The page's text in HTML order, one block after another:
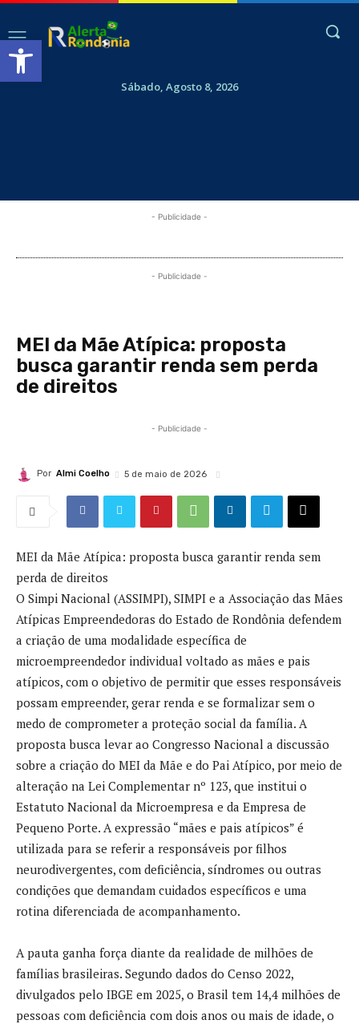
Abrir a barra de ferramentas
Sábado, Agosto 8, 2026
- Publicidade -
- Publicidade -
MEI da Mãe Atípica: proposta
busca garantir renda sem perda
de direitos
- Publicidade -
Por Almi Coelho 5 de maio de 2026
MEI da Mãe Atípica: proposta busca garantir renda sem
perda de direitos
O Simpi Nacional (ASSIMPI), SIMPI e a Associação das Mães
Atípicas Empreendedoras do Estado de Rondônia defendem
a criação de uma modalidade específica de
microempreendedor individual voltado as mães e pais
atípicos, com o objetivo de permitir que esses responsáveis
possam empreender, gerar renda e se formalizar sem o
medo de comprometer a proteção social da família. A
proposta busca levar ao Congresso Nacional a discussão
sobre a criação do MEI da Mãe e do Pai Atípico, por meio de
alteração na Lei Complementar nº 123, que institui o
Estatuto Nacional da Microempresa e da Empresa de
Pequeno Porte. A expressão “mães e pais atípicos” é
utilizada para se referir a responsáveis por filhos
neurodivergentes, com deficiência, síndromes ou outras
condições que demandam cuidados específicos e uma
rotina diferenciada de acompanhamento.
A pauta ganha força diante da realidade de milhões de
famílias brasileiras. Segundo dados do Censo 2022,
divulgados pelo IBGE em 2025, o Brasil tem 14,4 milhões de
pessoas com deficiência com dois anos ou mais de idade, o